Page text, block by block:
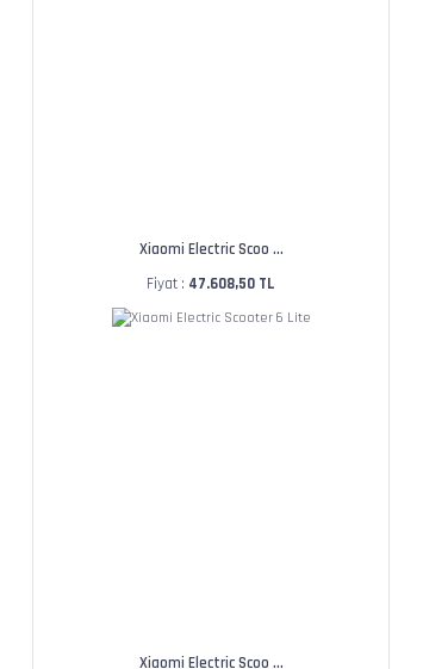
Xiaomi Electric Scoo ...
Fiyat : 47.608,50 TL
Xiaomi Electric Scoo ...